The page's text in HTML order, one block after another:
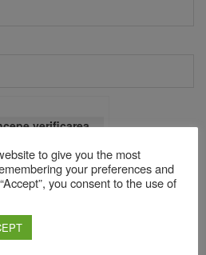
verificarea
pentru a reduce spamul.
tale
to give you the most
your preferences and
you consent to the use of